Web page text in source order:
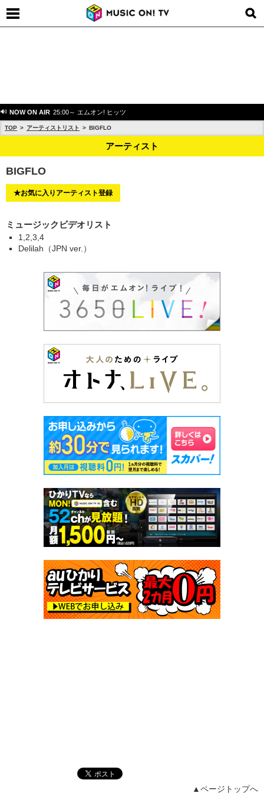
NOW ON AIR 25:00～ エムオン! ヒッツ
TOP アーティストリスト BIGFLO
アーティスト
BIGFLO
★お気に入りアーティスト登録
ミュージックビデオリスト
1,2,3,4
Delilah（JPN ver.）
▲ページトップへ